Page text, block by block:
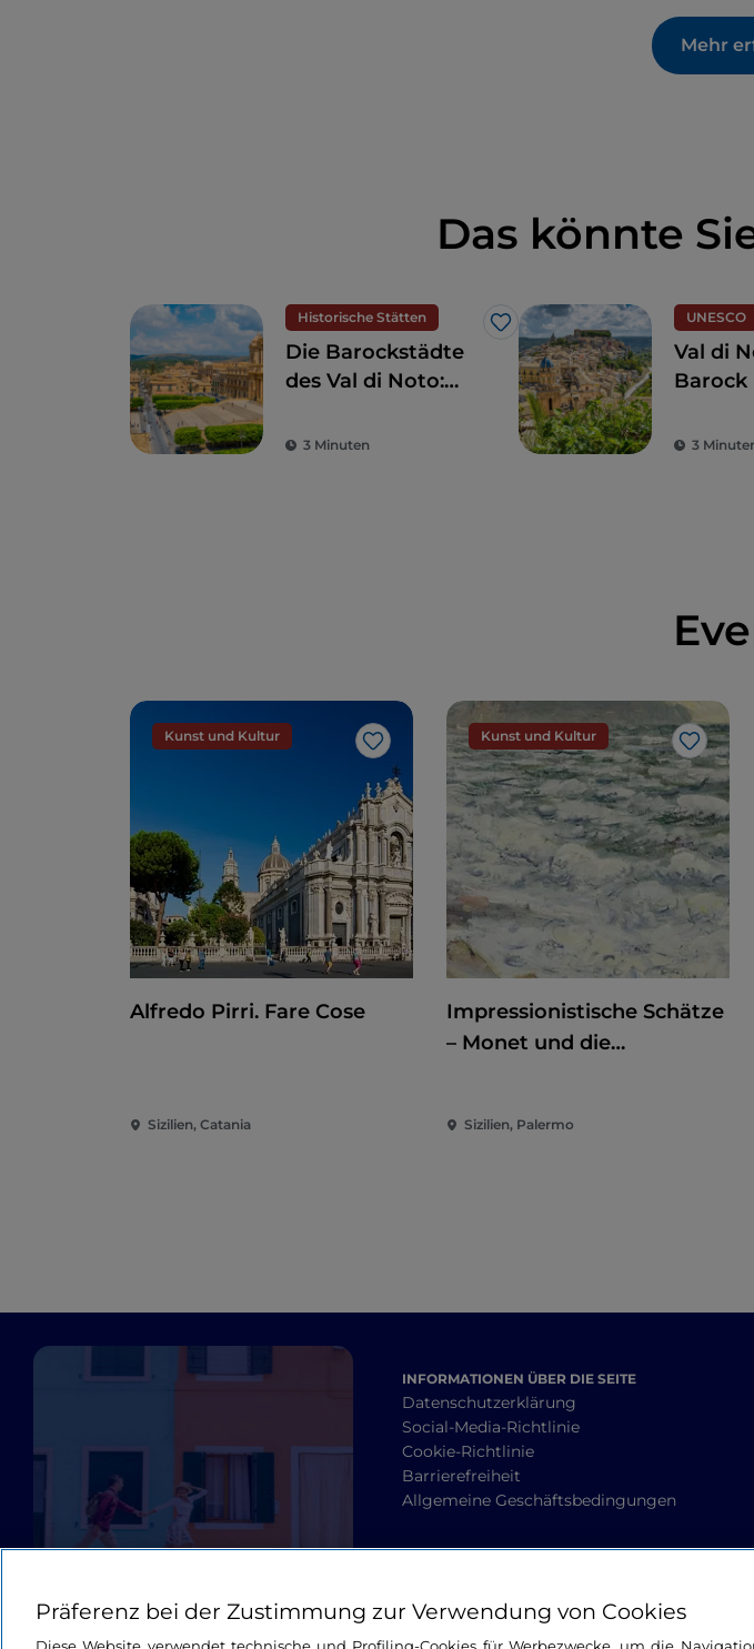
Mehr
Das könnte
Historische Stätten
Like
Die Barockstädte
des Val di Noto:
Schönheit
3 Minuten
UNESCO
Val di
Barock
3
Kunst und Kultur
Like
Alfredo Pirri. Fare Cose
Sizilien, Catania
Kunst und Kultur
Like
Impressionistische Schätze
– Monet und die
Sizilien, Palermo
INFORMATIONEN ÜBER DIE SEITE
Datenschutzerklärung
Social-Media-Richtlinie
Cookie-Richtlinie
Barrierefreiheit
Allgemeine Geschäftsbedingungen
Präferenz bei der Zustimmung zur Verwendung von Cookies